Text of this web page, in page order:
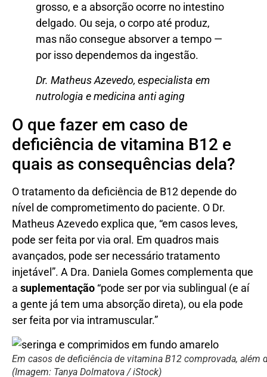
grosso, e a absorção ocorre no intestino
delgado. Ou seja, o corpo até produz,
mas não consegue absorver a tempo —
por isso dependemos da ingestão.
Dr. Matheus Azevedo, especialista em
nutrologia e medicina anti aging
O que fazer em caso de
deficiência de vitamina B12 e
quais as consequências dela?
O tratamento da deficiência de B12 depende do
nível de comprometimento do paciente. O Dr.
Matheus Azevedo explica que, “em casos leves,
pode ser feita por via oral. Em quadros mais
avançados, pode ser necessário tratamento
injetável”. A Dra. Daniela Gomes complementa que
a suplementação “pode ser por via sublingual (e aí
a gente já tem uma absorção direta), ou ela pode
ser feita por via intramuscular.”
Em casos de deficiência de vitamina B12 comprovada,
(Imagem: Tanya Dolmatova / iStock)